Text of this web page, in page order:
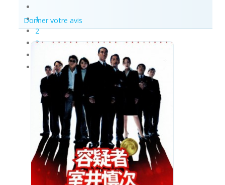
1
2
3
Donner votre avis